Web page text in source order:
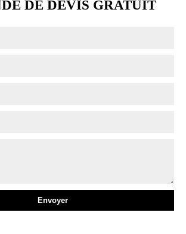
DE DEVIS GRATUIT